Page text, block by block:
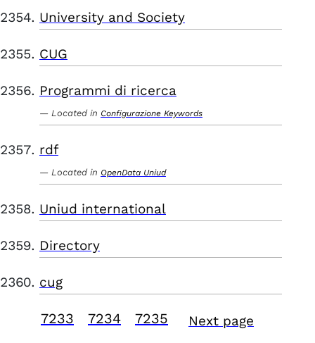
University and Society
CUG
Programmi di ricerca
Located in Configurazione Keywords
rdf
Located in OpenData Uniud
Uniud international
Directory
cug
7233 7234 7235 Next page